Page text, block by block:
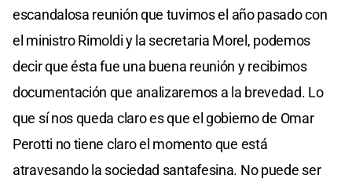
escandalosa reunión que tuvimos el año pasado con
el ministro Rimoldi y la secretaria Morel, podemos
decir que ésta fue una buena reunión y recibimos
documentación que analizaremos a la brevedad. Lo
que sí nos queda claro es que el gobierno de Omar
Perotti no tiene claro el momento que está
atravesando la sociedad santafesina. No puede ser